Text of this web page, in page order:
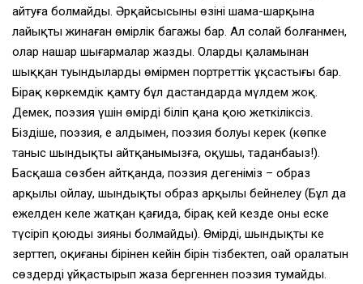
айтуға болмайды. Әрқайсысының өзінің шама-шарқына
лайықты жинаған өмірлік багажы бар. Ал солай болғанмен,
олар нашар шығармалар жазды. Олардың қаламынан
шыққан туындылардың өмірмен портреттік ұқсастығы бар.
Бірақ көркемдік қамту бұл дастандарда мүлдем жоқ.
Демек, поэзия үшін өмірді біліп қана қою жеткіліксіз.
Біздіңше, поэзия, ең алдымен, поэзия болуы керек (көпке
таныс шын­дықты айтқанымызға, оқушы, таңданбаңыз!).
Басқаша сөзбен айтқанда, поэзия дегеніміз – образ
арқылы ойлау, шындықты образ арқылы бейнелеу (Бұл да
ежелден келе жатқан қағида, бірақ кей кезде оны еске
түсіріп қоюдың зияны болмайды). Өмірді, шындықты кең
зерттеп, оқиғаны бірінен кейін бірін тізбектеп, оңай оралатын
сөздерді ұйқастырып жаза бергеннен поэзия тумайды.